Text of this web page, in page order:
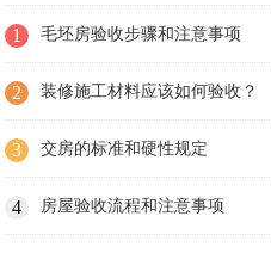
1 毛坯房验收步骤和注意事项
2 装修施工材料应该如何验收？
3 交房的标准和硬性规定
4 房屋验收流程和注意事项